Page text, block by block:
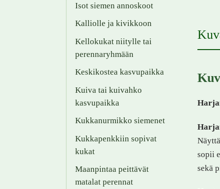
sopii
sekä
Isot siemen annoskoot
Kalliolle ja kivikkoon
Kellokukat niitylle tai
perennaryhmään
Keskikostea kasvupaikka
Kuiva tai kuivahko
kasvupaikka
Kukkanurmikko siemenet
Kukkapenkkiin sopivat
kukat
Maanpintaa peittävät
matalat perennat